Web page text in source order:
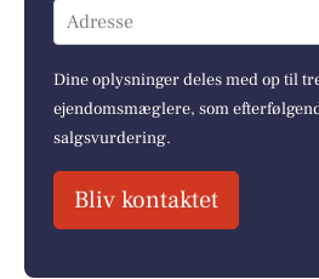
Adresse
Dine oplysninger deles med op til
ejendomsmæglere, som
salgsvurdering.
Bliv kontaktet